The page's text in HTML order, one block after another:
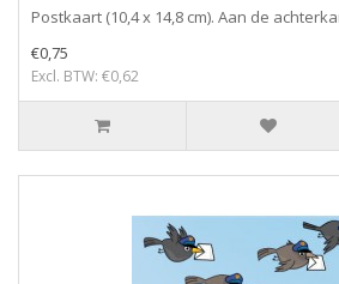
Postkaart (10,4 x 14,8 cm). Aan de
€0,75
Excl. BTW: €0,62